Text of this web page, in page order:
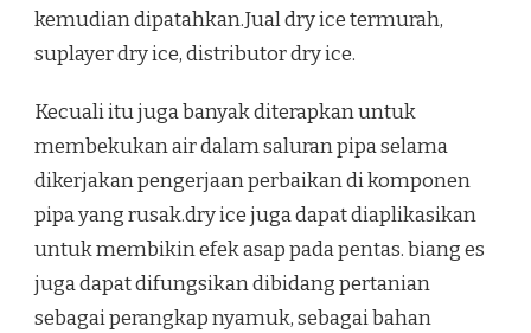
kemudian dipatahkan.Jual dry ice termurah,
suplayer dry ice, distributor dry ice.
Kecuali itu juga banyak diterapkan untuk
membekukan air dalam saluran pipa selama
dikerjakan pengerjaan perbaikan di komponen
pipa yang rusak.dry ice juga dapat diaplikasikan
untuk membikin efek asap pada pentas. biang es
juga dapat difungsikan dibidang pertanian
sebagai perangkap nyamuk, sebagai bahan